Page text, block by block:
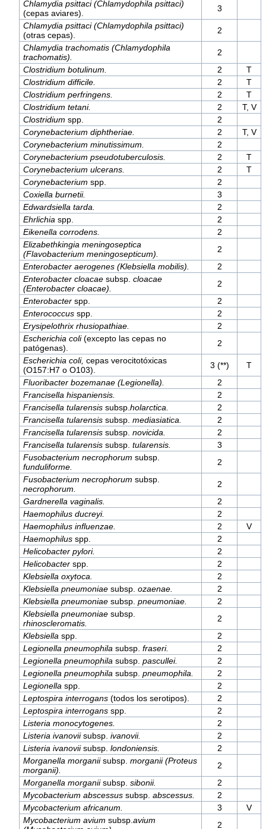
Chlamydia psittaci (Chlamydophila psittaci)
(cepas aviares).
3
Chlamydia psittaci (Chlamydophila psittaci)
(otras cepas).
2
Chlamydia trachomatis (Chlamydophila
trachomatis).
2
Clostridium botulinum.
2
T
Clostridium difficile.
2
T
Clostridium perfringens.
2
T
Clostridium tetani.
2
T, V
Clostridium spp.
2
Corynebacterium diphtheriae.
2
T, V
Corynebacterium minutissimum.
2
Corynebacterium pseudotuberculosis.
2
T
Corynebacterium ulcerans.
2
T
Corynebacterium spp.
2
Coxiella burnetii.
3
Edwardsiella tarda.
2
Ehrlichia spp.
2
Eikenella corrodens.
2
Elizabethkingia meningoseptica
(Flavobacterium meningosepticum).
2
Enterobacter aerogenes (Klebsiella mobilis).
2
Enterobacter cloacaesubsp. cloacae
(Enterobacter cloacae).
2
Enterobacterspp.
2
Enterococcusspp.
2
Erysipelothrix rhusiopathiae.
2
Escherichia coli(excepto las cepas no
patógenas).
2
Escherichia coli, cepas verocitotóxicas
(O157:H7 o O103).
3 (**)
T
Fluoribacter bozemanae (Legionella).
2
Francisella hispaniensis.
2
Francisella tularensissubsp. holarctica.
2
Francisella tularensissubsp. mediasiatica.
2
Francisella tularensissubsp. novicida.
2
Francisella tularensissubsp. tularensis.
3
Fusobacterium necrophorum subsp.
funduliforme.
2
Fusobacterium necrophorum subsp.
necrophorum.
2
Gardnerella vaginalis.
2
Haemophilus ducreyi.
2
Haemophilus influenzae.
2
V
Haemophilusspp.
2
Helicobacter pylori.
2
Helicobacterspp.
2
Klebsiella oxytoca.
2
Klebsiella pneumoniaesubsp. ozaenae.
2
Klebsiella pneumoniaesubsp. pneumoniae.
2
Klebsiella pneumoniaesubsp.
rhinoscleromatis.
2
Klebsiella spp.
2
Legionella pneumophila subsp. fraseri.
2
Legionella pneumophila subsp. pascullei.
2
Legionella pneumophila subsp. pneumophila.
2
Legionella spp.
2
Leptospira interrogans(todos los serotipos).
2
Leptospira interrogansspp.
2
Listeria monocytogenes.
2
Listeria ivanoviisubsp. ivanovii.
2
Listeria ivanoviisubsp. londoniensis.
2
Morganella morganiisubsp. morganii (Proteus
morganii).
2
Morganella morganiisubsp. sibonii.
2
Mycobacterium abscessussubsp. abscessus.
2
Mycobacterium africanum.
3
V
Mycobacterium avium subsp. avium
2